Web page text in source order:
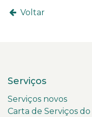
Voltar
Serviços
Serviços novos
Carta de Serviços